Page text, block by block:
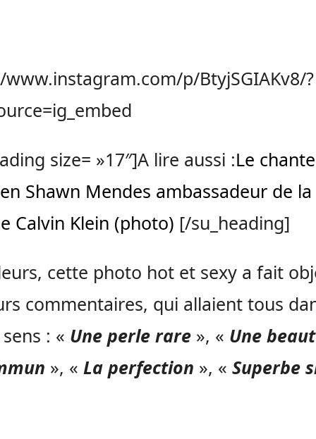
p/BtyjSGIAKv8/?
size= »17″]A lire aussi :Le
Shawn Mendes ambassadeur de la
Calvin Klein (photo) [/su_heading]
cette photo hot et sexy a fait
commentaires, qui allaient tous
: « Une perle rare », « Une
», « La perfection », « Superbe